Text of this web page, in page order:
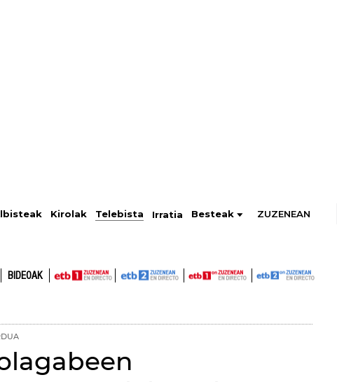
Kirolak Telebista Irratia Besteak ZUZENEAN
BIDEOAK